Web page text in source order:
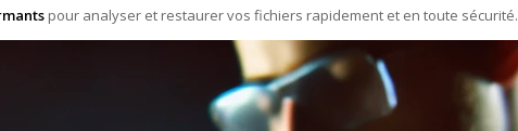
pour analyser et restaurer vos fichiers rapidement et en toute sécurité.